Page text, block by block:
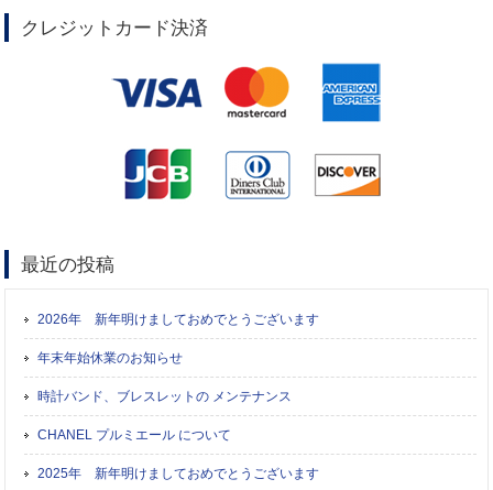
クレジットカード決済
最近の投稿
2026年 新年明けましておめでとうございます
年末年始休業のお知らせ
時計バンド、ブレスレットの メンテナンス
CHANEL プルミエール について
2025年 新年明けましておめでとうございます